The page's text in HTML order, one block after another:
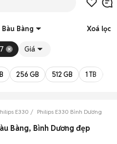
Bàng Xoá lọc
Giá
256 GB 512 GB 1 TB
E330 Philips E330 Bình Dương
Bàng, Bình Dương đẹp